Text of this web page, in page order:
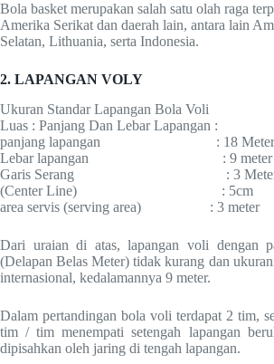
Bola basket merupakan salah satu olah raga
Amerika Serikat dan daerah lain, antara lain
Selatan, Lithuania, serta Indonesia.
2. LAPANGAN VOLY
Ukuran Standar Lapangan Bola Voli
Luas : Panjang Dan Lebar Lapangan :
panjang lapangan : 18 Meter
Lebar lapangan : 9 meter
Garis Serang : 3
(Center Line) : 5cm
area servis (serving area) : 3 meter
Dari uraian di atas, lapangan voli dengan
(Delapan Belas Meter) tidak kurang dan
internasional, kedalamannya 9 meter.
Dalam pertandingan bola voli terdapat 2 tim,
tim / tim menempati setengah lapangan
dipisahkan oleh jaring di tengah lapangan.